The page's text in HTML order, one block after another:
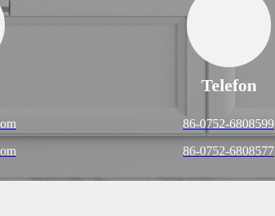
Telefon
86-0752-6808599
86-0752-6808577